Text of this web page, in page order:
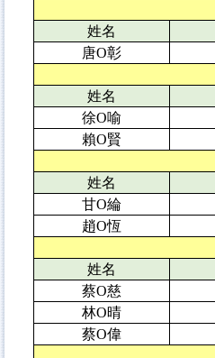
姓名
唐O彰
姓名
徐O喻
賴O賢
姓名
甘O綸
趙O恆
姓名
蔡O慈
林O晴
蔡O偉